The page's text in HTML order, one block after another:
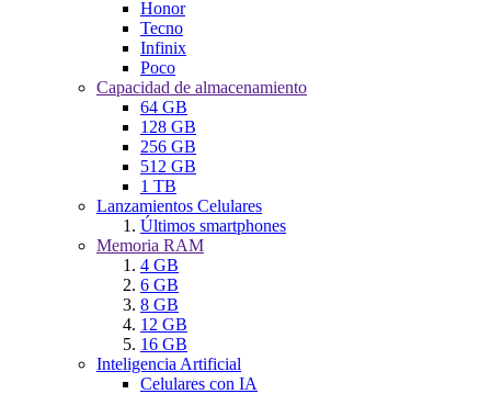
Honor
Tecno
Infinix
Poco
Capacidad de almacenamiento
64 GB
128 GB
256 GB
512 GB
1 TB
Lanzamientos Celulares
Últimos smartphones
Memoria RAM
4 GB
6 GB
8 GB
12 GB
16 GB
Inteligencia Artificial
Celulares con IA